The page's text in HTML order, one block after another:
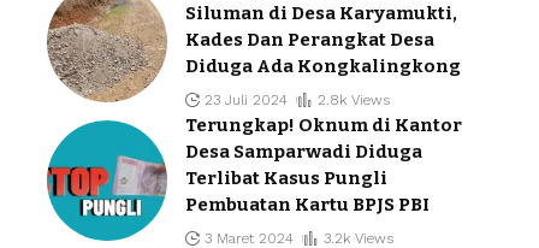
Siluman di Desa Karyamukti,
Kades Dan Perangkat Desa
Diduga Ada Kongkalingkong
23 Juli 2024 2.8k Views
Terungkap! Oknum di Kantor
Desa Samparwadi Diduga
Terlibat Kasus Pungli
Pembuatan Kartu BPJS PBI
3 Maret 2024 3.2k Views